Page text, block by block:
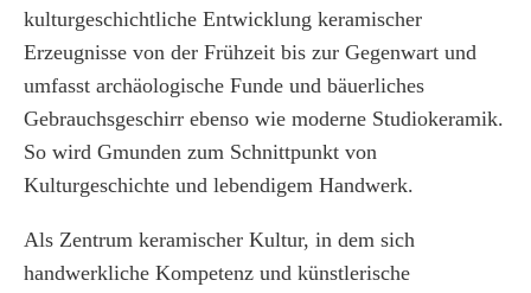
kulturgeschichtliche Entwicklung keramischer
Erzeugnisse von der Frühzeit bis zur Gegenwart und
umfasst archäologische Funde und bäuerliches
Gebrauchsgeschirr ebenso wie moderne Studiokeramik.
So wird Gmunden zum Schnittpunkt von
Kulturgeschichte und lebendigem Handwerk.
Als Zentrum keramischer Kultur, in dem sich
handwerkliche Kompetenz und künstlerische